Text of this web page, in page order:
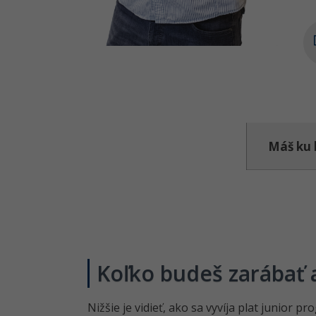
Máš
Koľko budeš
Nižšie je vidieť, ako sa vyvíja plat junior